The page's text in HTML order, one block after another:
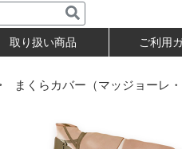
取り扱い商品 ご利用
くらカバー（マッジョーレ・